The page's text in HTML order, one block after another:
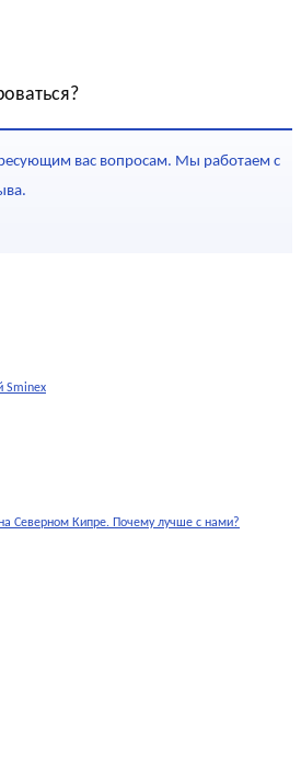
вас вопросам. Мы работаем с
Sminex
Северном Кипре. Почему лучше с нами?